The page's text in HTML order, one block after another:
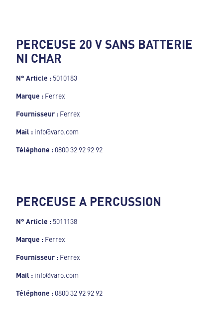
PERCEUSE 20 V SANS BATTERIE
NI CHAR
N° Article : 5010183
Marque : Ferrex
Fournisseur : Ferrex
Mail : info@varo.com
Téléphone : 0800 32 92 92 92
PERCEUSE A PERCUSSION
N° Article : 5011138
Marque : Ferrex
Fournisseur : Ferrex
Mail : info@varo.com
Téléphone : 0800 32 92 92 92